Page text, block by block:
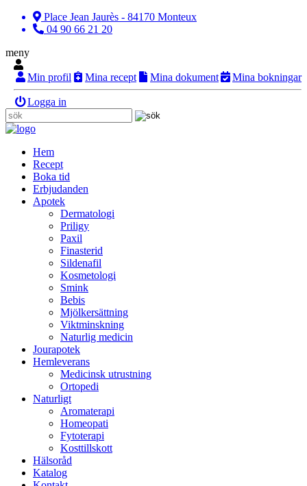
Place Jean Jaurès - 84170 Monteux
04 90 66 21 20
meny
Min profil Mina recept Mina dokument Mina bokningar
Logga in
Hem
Recept
Boka tid
Erbjudanden
Apotek
Dermatologi
Priligy
Paxil
Finasterid
Sildenafil
Kosmetologi
Smink
Bebis
Mjölkersättning
Viktminskning
Naturlig medicin
Jourapotek
Hemleverans
Medicinsk utrustning
Ortopedi
Naturligt
Aromaterapi
Homeopati
Fytoterapi
Kosttillskott
Hälsoråd
Katalog